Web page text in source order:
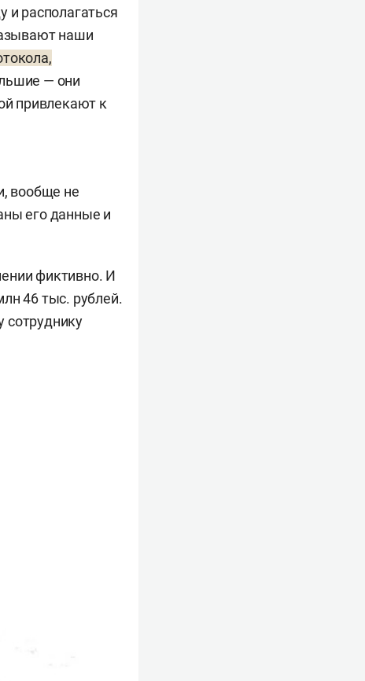
и располагаться
наши
— они
привлекают к
вообще не
его данные и
фиктивно. И
46 тыс. рублей.
сотруднику